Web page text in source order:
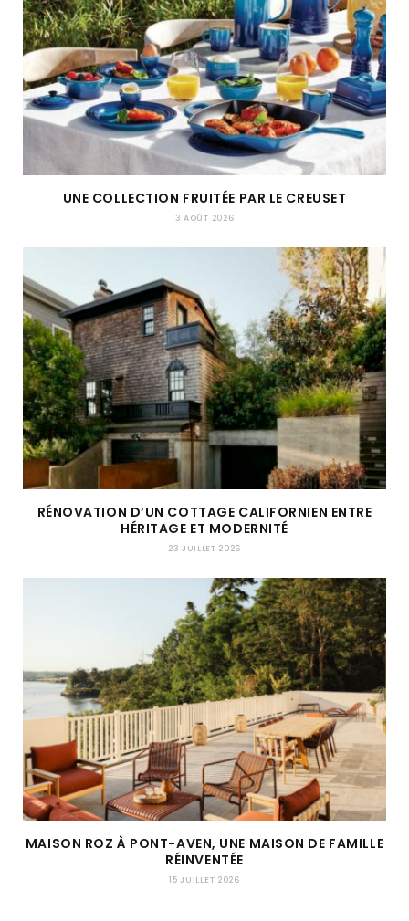
UNE COLLECTION FRUITÉE PAR LE CREUSET
3 AOÛT 2026
RÉNOVATION D’UN COTTAGE CALIFORNIEN ENTRE
HÉRITAGE ET MODERNITÉ
23 JUILLET 2026
MAISON ROZ À PONT-AVEN, UNE MAISON DE FAMILLE
RÉINVENTÉE
15 JUILLET 2026